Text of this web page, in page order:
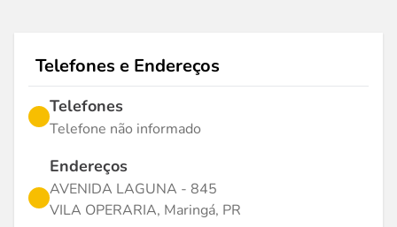
Telefones e Endereços
Telefones
Telefone não informado
Endereços
AVENIDA LAGUNA - 845
VILA OPERARIA, Maringá, PR